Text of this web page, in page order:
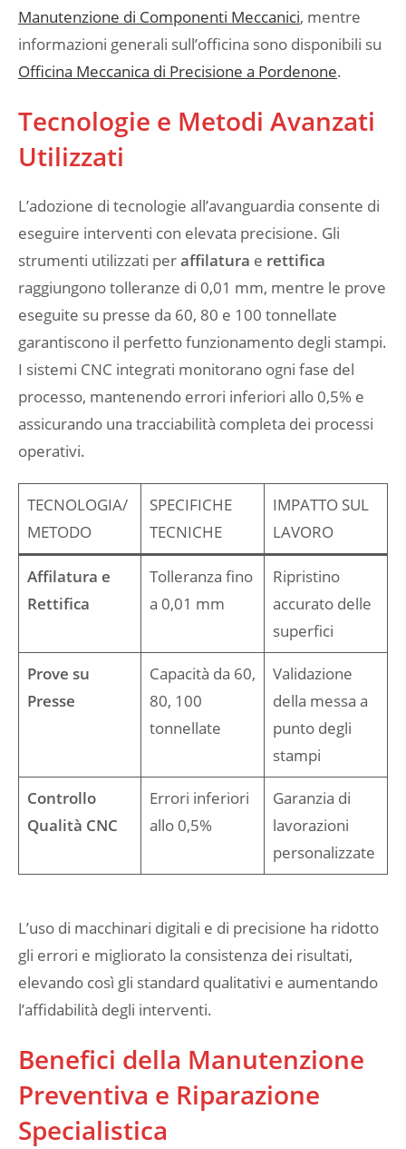
Manutenzione di Componenti Meccanici, mentre
informazioni generali sull’officina sono disponibili su
Officina Meccanica di Precisione a Pordenone.
Tecnologie e Metodi Avanzati
Utilizzati
L’adozione di tecnologie all’avanguardia consente di
eseguire interventi con elevata precisione. Gli
strumenti utilizzati peraffilatura e rettifica
raggiungono tolleranze di 0,01 mm, mentre le prove
eseguite su presse da 60, 80 e 100 tonnellate
garantiscono il perfetto funzionamento degli stampi.
I sistemi CNC integrati monitorano ogni fase del
processo, mantenendo errori inferiori allo 0,5% e
assicurando una tracciabilità completa dei processi
operativi.
TECNOLOGIA/
METODO
SPECIFICHE
TECNICHE
IMPATTO SUL
LAVORO
Affilatura e
Rettifica
Tolleranza fino
a 0,01 mm
Ripristino
accurato delle
superfici
Prove su
Presse
Capacità da 60,
80, 100
tonnellate
Validazione
della messa a
punto degli
stampi
Controllo
Qualità CNC
Errori inferiori
allo 0,5%
Garanzia di
lavorazioni
personalizzate
L’uso di macchinari digitali e di precisione ha ridotto
gli errori e migliorato la consistenza dei risultati,
elevando così gli standard qualitativi e aumentando
l’affidabilità degli interventi.
Benefici della Manutenzione
Preventiva e Riparazione
Specialistica